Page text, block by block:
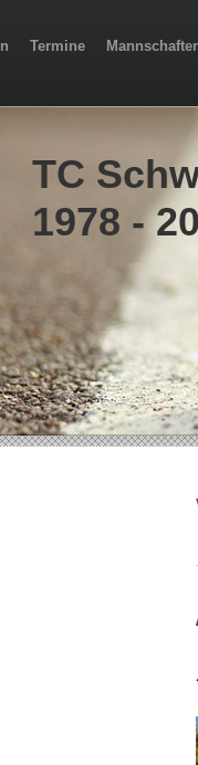
Termine
TC
1978 -